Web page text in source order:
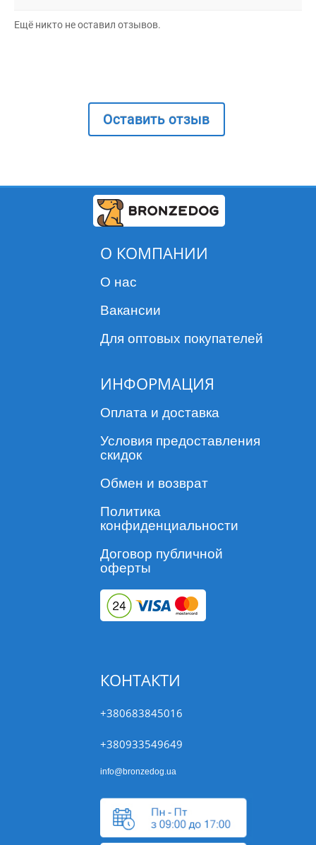
Ещё никто не оставил отзывов.
Оставить отзыв
О КОМПАНИИ
О нас
Вакансии
Для оптовых покупателей
ИНФОРМАЦИЯ
Оплата и доставка
Условия предоставления
скидок
Обмен и возврат
Политика
конфиденциальности
Договор публичной
оферты
КОНТАКТИ
+380683845016
+380933549649
info@bronzedog.ua